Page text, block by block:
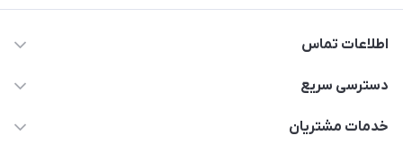
اطلاعات تماس
09138488018 - 09124949856
دسترسی سریع
حساب کاربری
خدمات مشتریان